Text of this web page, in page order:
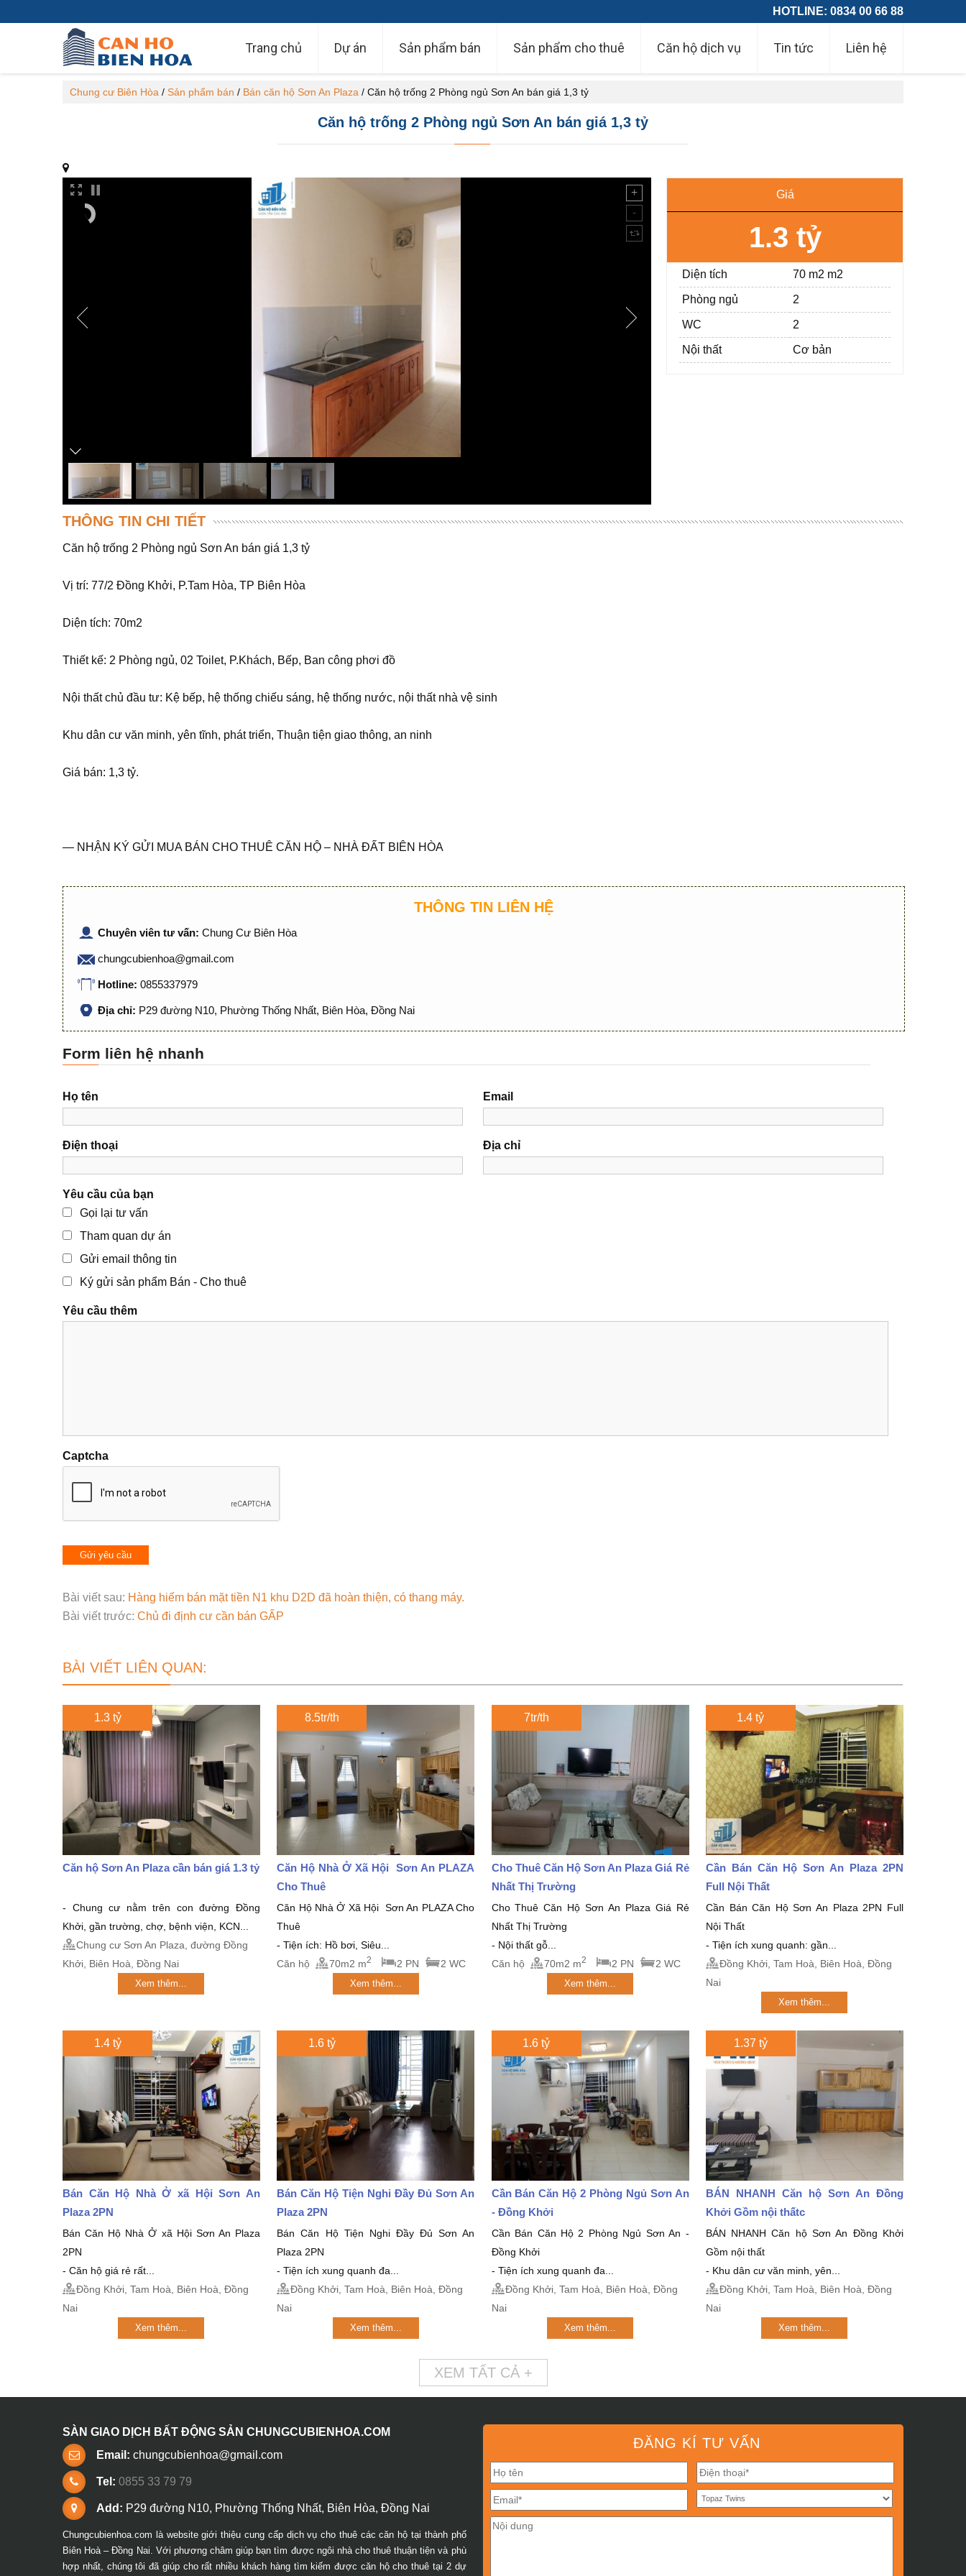
HOTLINE: 0834 00 66 88
Trang chủ Dự án Sản phẩm bán Sản phẩm cho thuê Căn hộ dịch vụ Tin tức Liên hệ
Chung cư Biên Hòa / Sản phẩm bán / Bán căn hộ Sơn An Plaza / Căn hộ trống 2 Phòng ngủ Sơn An bán giá 1,3 tỷ
Căn hộ trống 2 Phòng ngủ Sơn An bán giá 1,3 tỷ
Giá
1.3 tỷ
Diện tích 70 m2 m2
Phòng ngủ 2
WC 2
Nội thất Cơ bản
THÔNG TIN CHI TIẾT
Căn hộ trống 2 Phòng ngủ Sơn An bán giá 1,3 tỷ
Vị trí: 77/2 Đồng Khởi, P.Tam Hòa, TP Biên Hòa
Diện tích: 70m2
Thiết kế: 2 Phòng ngủ, 02 Toilet, P.Khách, Bếp, Ban công phơi đồ
Nội thất chủ đầu tư: Kệ bếp, hệ thống chiếu sáng, hệ thống nước, nội thất nhà vệ sinh
Khu dân cư văn minh, yên tĩnh, phát triển, Thuận tiện giao thông, an ninh
Giá bán: 1,3 tỷ.
— NHẬN KÝ GỬI MUA BÁN CHO THUÊ CĂN HỘ – NHÀ ĐẤT BIÊN HÒA
THÔNG TIN LIÊN HỆ
Chuyên viên tư vấn: Chung Cư Biên Hòa
chungcubienhoa@gmail.com
Hotline: 0855337979
Địa chỉ: P29 đường N10, Phường Thống Nhất, Biên Hòa, Đồng Nai
Form liên hệ nhanh
Họ tên Email
Điện thoại Địa chỉ
Yêu cầu của bạn
Gọi lại tư vấn
Tham quan dự án
Gửi email thông tin
Ký gửi sản phẩm Bán - Cho thuê
Yêu cầu thêm
Captcha
Bài viết sau: Hàng hiếm bán mặt tiền N1 khu D2D đã hoàn thiện, có thang máy.
Bài viết trước: Chủ đi định cư cần bán GẤP
BÀI VIẾT LIÊN QUAN:
1.3 tỷ
Căn hộ Sơn An Plaza cần bán giá 1.3 tỷ
- Chung cư nằm trên con đường Đồng
Khởi, gần trường, chợ, bệnh viện, KCN...
Chung cư Sơn An Plaza, đường Đồng
Khởi, Biên Hoà, Đồng Nai
Xem thêm...
8.5tr/th
Căn Hộ Nhà Ở Xã Hội Sơn An PLAZA
Cho Thuê
Căn Hộ Nhà Ở Xã Hội Sơn An PLAZA Cho
Thuê
- Tiện ích: Hồ bơi, Siêu...
Căn hộ
70m2 m2 2 PN 2 WC
Xem thêm...
7tr/th
Cho Thuê Căn Hộ Sơn An Plaza Giá Rẻ
Nhất Thị Trường
Cho Thuê Căn Hộ Sơn An Plaza Giá Rẻ
Nhất Thị Trường
- Nội thất gỗ...
Căn hộ
70m2 m2 2 PN 2 WC
Xem thêm...
1.4 tỷ
Cần Bán Căn Hộ Sơn An Plaza 2PN
Full Nội Thất
Cần Bán Căn Hộ Sơn An Plaza 2PN Full
Nội Thất
- Tiện ích xung quanh: gần...
Đồng Khởi, Tam Hoà, Biên Hoà, Đồng
Nai
Xem thêm...
1.4 tỷ
Bán Căn Hộ Nhà Ở xã Hội Sơn An
Plaza 2PN
Bán Căn Hộ Nhà Ở xã Hội Sơn An Plaza
2PN
- Căn hộ giá rẻ rất...
Đồng Khởi, Tam Hoà, Biên Hoà, Đồng
Nai
Xem thêm...
1.6 tỷ
Bán Căn Hộ Tiện Nghi Đầy Đủ Sơn An
Plaza 2PN
Bán Căn Hộ Tiện Nghi Đầy Đủ Sơn An
Plaza 2PN
- Tiện ích xung quanh đa...
Đồng Khởi, Tam Hoà, Biên Hoà, Đồng
Nai
Xem thêm...
1.6 tỷ
Cần Bán Căn Hộ 2 Phòng Ngủ Sơn An
- Đồng Khởi
Cần Bán Căn Hộ 2 Phòng Ngủ Sơn An -
Đồng Khởi
- Tiện ích xung quanh đa...
Đồng Khởi, Tam Hoà, Biên Hoà, Đồng
Nai
Xem thêm...
1.37 tỷ
BÁN NHANH Căn hộ Sơn An Đồng
Khởi Gồm nội thấtc
BÁN NHANH Căn hộ Sơn An Đồng Khởi
Gồm nội thất
- Khu dân cư văn minh, yên...
Đồng Khởi, Tam Hoà, Biên Hoà, Đồng
Nai
Xem thêm...
XEM TẤT CẢ +
ĐĂNG KÍ TƯ VẤN
SÀN GIAO DỊCH BẤT ĐỘNG SẢN CHUNGCUBIENHOA.COM
Email: chungcubienhoa@gmail.com
Tel: 0855 33 79 79
Add: P29 đường N10, Phường Thống Nhất, Biên Hòa, Đồng Nai
Chungcubienhoa.com là website giới thiệu cung cấp dịch vụ cho thuê các căn hộ tại thành phố
Biên Hoà – Đồng Nai. Với phương châm giúp bạn tìm được ngôi nhà cho thuê thuận tiện và phù
hợp nhất, chúng tôi đã giúp cho rất nhiều khách hàng tìm kiếm được căn hộ cho thuê tại 2 dự